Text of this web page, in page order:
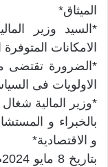
الميثاق*
*السيد وزير
الامكانات
*الضرورة تقتضى
الاولويات فى
*وزير المالية
بالخبراء و
و الاقتصادية*